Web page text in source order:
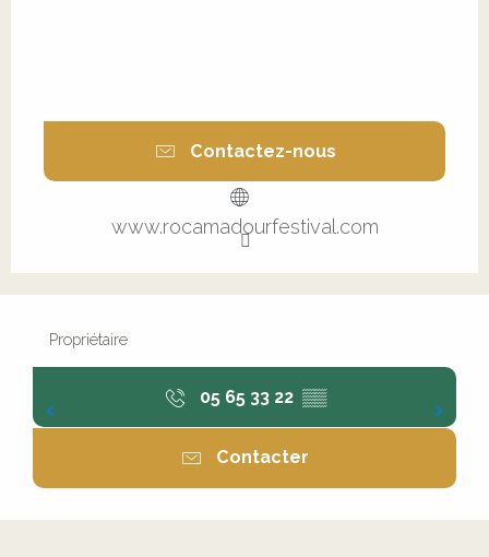
Contactez-nous
www.rocamadourfestival.com
Propriétaire
05 65 33 22 ▒▒
Contacter